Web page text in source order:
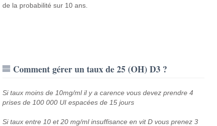
de la probabilité sur 10 ans.
Comment gérer un taux de 25 (OH) D3 ?
Si taux moins de 10mg/ml il y a carence vous devez prendre 4
prises de 100 000 UI espacées de 15 jours
Si taux entre 10 et 20 mg/ml insuffisance en vit D vous prenez 3